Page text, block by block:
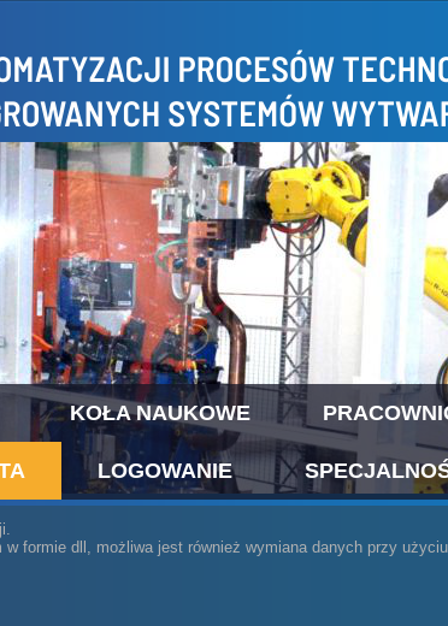
KOŁA NAUKOWE
LOGOWANIE
formie dll, możliwa jest również wymiana danych przy